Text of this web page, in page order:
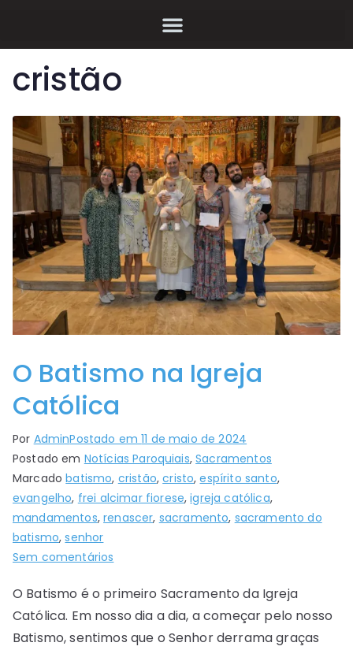
cristão
O Batismo na Igreja
Católica
Por AdminPostado em11 de maio de 2024
Postado em Notícias Paroquiais,Sacramentos
Marcadobatismo, cristão,cristo,espírito santo,
evangelho, frei alcimar fiorese,igreja católica,
mandamentos,renascer, sacramento, sacramento do
batismo,senhor
Sem comentários
O Batismo é o primeiro Sacramento da Igreja
Católica. Em nosso dia a dia, a começar pelo nosso
Batismo, sentimos que o Senhor derrama graças